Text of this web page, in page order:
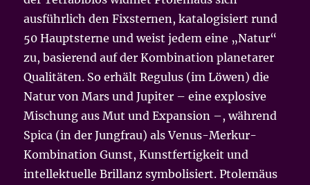
ausführlich den Fixsternen, katalogisiert rund
50 Hauptsterne und weist jedem eine „Natur“
zu, basierend auf der Kombination planetarer
Qualitäten. So erhält Regulus (im Löwen) die
Natur von Mars und Jupiter – eine explosive
Mischung aus Mut und Expansion –, während
Spica (in der Jungfrau) als Venus-Merkur-
Kombination Gunst, Kunstfertigkeit und
intellektuelle Brillanz symbolisiert. Ptolemäus